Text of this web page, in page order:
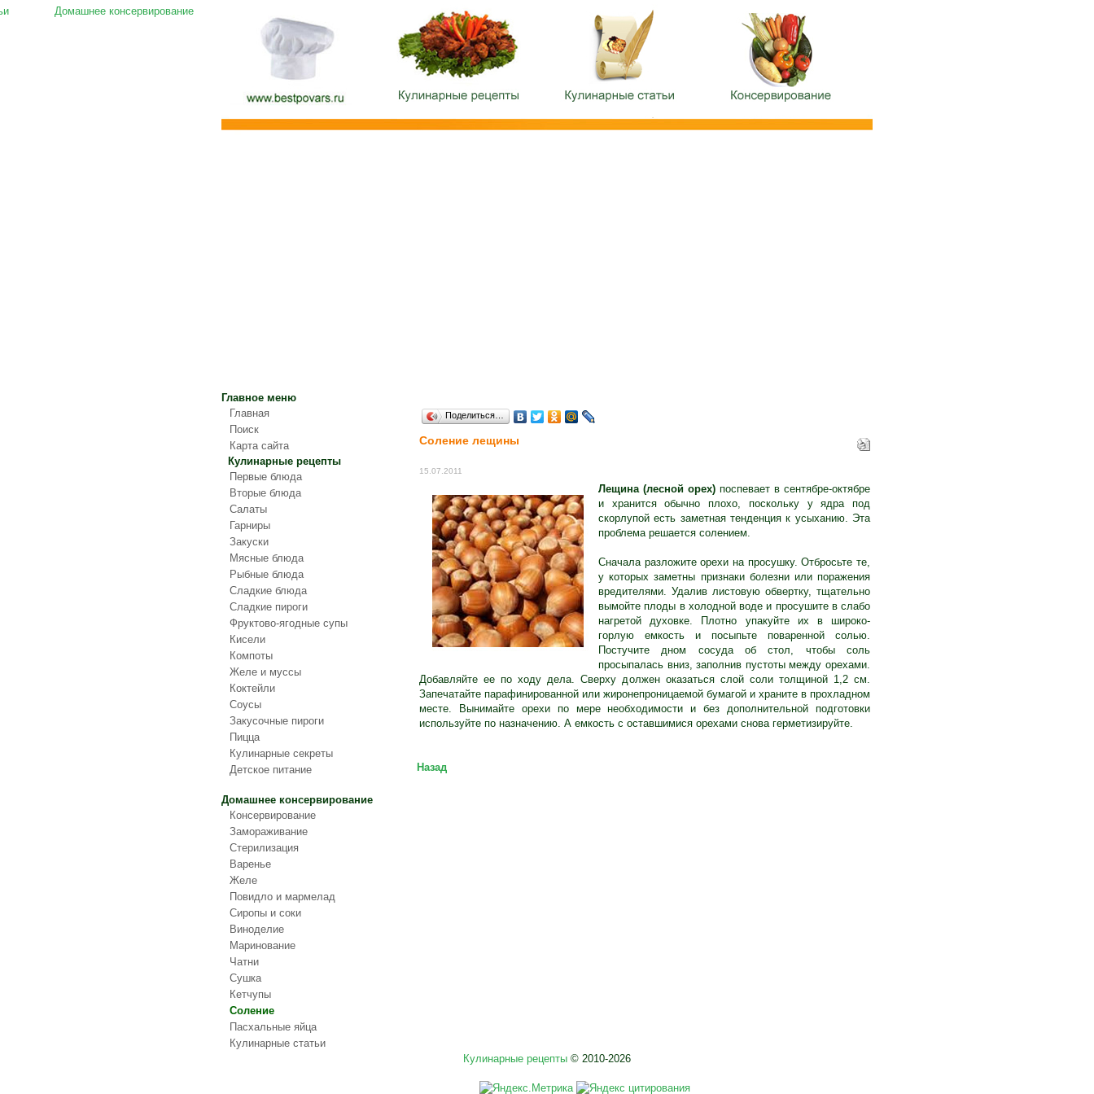
Домашнее консервирование
Главное меню
Главная
Поиск
Карта сайта
Кулинарные рецепты
Первые блюда
Вторые блюда
Салаты
Гарниры
Закуски
Мясные блюда
Рыбные блюда
Сладкие блюда
Сладкие пироги
Фруктово-ягодные супы
Кисели
Компоты
Желе и муссы
Коктейли
Соусы
Закусочные пироги
Пицца
Кулинарные секреты
Детское питание
Домашнее консервирование
Консервирование
Замораживание
Стерилизация
Варенье
Желе
Повидло и мармелад
Сиропы и соки
Виноделие
Маринование
Чатни
Сушка
Кетчупы
Соление
Пасхальные яйца
Кулинарные статьи
Поделиться…
Соление лещины
15.07.2011
Лещина (лесной орех) поспевает в сентябре-октябре
и хранится обычно плохо, поскольку у ядра под
скорлупой есть заметная тенденция к усыханию. Эта
проблема решается солением.
Сначала разложите орехи на просушку. Отбросьте те,
у которых заметны признаки болезни или поражения
вредителями. Удалив листовую обвертку, тщательно
вымойте плоды в холодной воде и просушите в слабо
нагретой духовке. Плотно упакуйте их в широко-
горлую емкость и посыпьте поваренной солью.
Постучите дном сосуда об стол, чтобы соль
просыпалась вниз, заполнив пустоты между орехами.
Добавляйте ее по ходу дела. Сверху должен оказаться слой соли толщиной 1,2 см.
Запечатайте парафинированной или жиронепроницаемой бумагой и храните в прохладном
месте. Вынимайте орехи по мере необходимости и без дополнительной подготовки
используйте по назначению. А емкость с оставшимися орехами снова герметизируйте.
Назад
Кулинарные рецепты © 2010-2026